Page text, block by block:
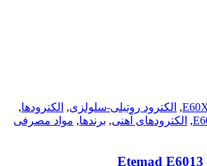
, الکترود روتیلی-سلولزی, الکترودها,
, الکترود‌های آهنی, برندها, مواد مصرفی